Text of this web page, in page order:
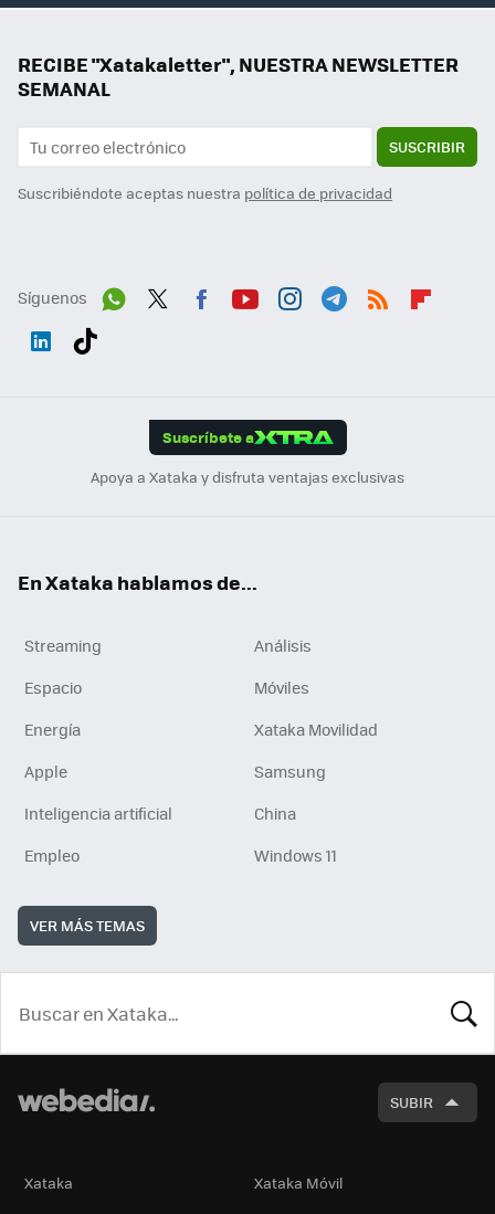
RECIBE "Xatakaletter", NUESTRA NEWSLETTER
SEMANAL
SUSCRIBIR
Suscribiéndote aceptas nuestra política de privacidad
Síguenos
Suscríbete a
Apoya a Xataka y disfruta ventajas exclusivas
En Xataka hablamos de...
Streaming
Análisis
Espacio
Móviles
Energía
Xataka Movilidad
Apple
Samsung
Inteligencia artificial
China
Empleo
Windows 11
VER MÁS TEMAS
SUBIR
Xataka
Xataka Móvil